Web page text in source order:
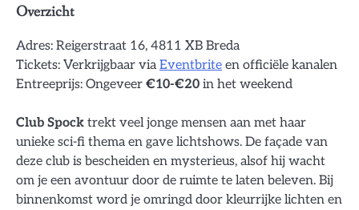
Overzicht
Adres: Reigerstraat 16, 4811 XB Breda
Tickets: Verkrijgbaar viaEventbrite en officiële kanalen
Entreeprijs: Ongeveer €10-€20 in het weekend
Club Spock trekt veel jonge mensen aan met haar
unieke sci-fi thema en gave lichtshows. De façade van
deze club is bescheiden en mysterieus, alsof hij wacht
om je een avontuur door de ruimte te laten beleven. Bij
binnenkomst word je omringd door kleurrijke lichten en